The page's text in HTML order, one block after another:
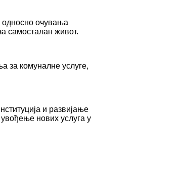
очувања
самосталан живот.
за комуналне услуге,
и развијање
нових услуга у